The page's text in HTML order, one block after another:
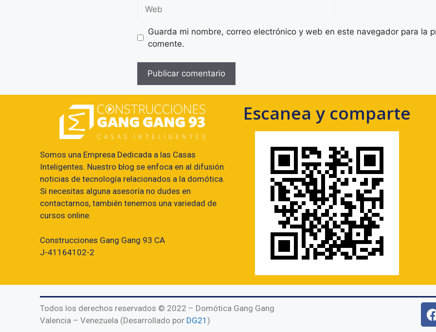
Guarda mi nombre, correo electrónico y web en este navegador para la
comente.
Somos una Empresa Dedicada a las Casas
Inteligentes. Nuestro blog se enfoca en al difusión
noticias de tecnología relacionados a la domótica.
Si necesitas alguna asesoría no dudes en
contactarnos, también tenemos una variedad de
cursos online.
Construcciones Gang Gang 93 CA
J-41164102-2
Escanea y comparte
Todos los derechos reservados © 2022 – Domótica Gang Gang
Valencia – Venezuela (Desarrollado por DG21 )